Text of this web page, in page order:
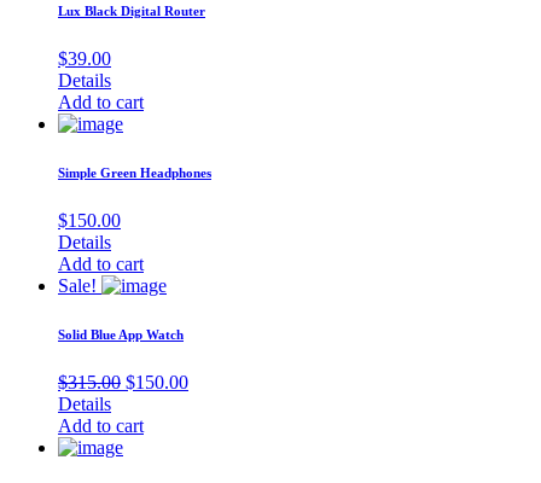
Lux Black Digital Router
$39.00
Details
Add to cart
Simple Green Headphones
$150.00
Details
Add to cart
Sale!
Solid Blue App Watch
$315.00 Original
was:
$150.00Current
Details
Add to cart